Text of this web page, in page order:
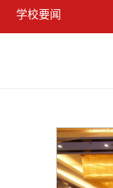
学校要闻